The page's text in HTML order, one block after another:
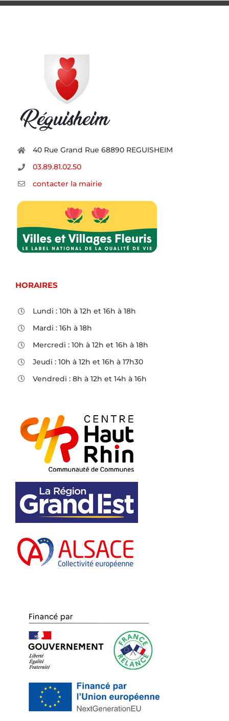
40 Rue Grand Rue 68890 REGUISHEIM
03.89.81.02.50
contacter la mairie
HORAIRES
Lundi : 10h à 12h et 16h à 18h
Mardi : 16h à 18h
Mercredi : 10h à 12h et 16h à 18h
Jeudi : 10h à 12h et 16h à 17h30
Vendredi : 8h à 12h et 14h à 16h